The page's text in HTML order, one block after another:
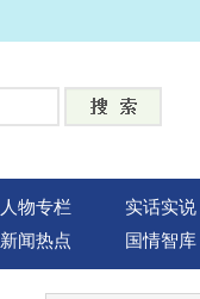
人物专栏 实话实说
新闻热点 国情智库